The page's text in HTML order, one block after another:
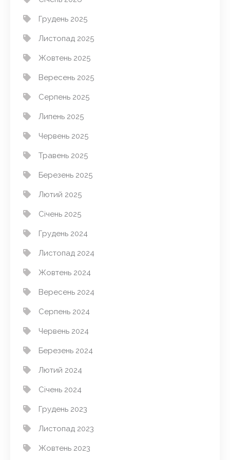
Грудень 2025
Листопад 2025
Жовтень 2025
Вересень 2025
Серпень 2025
Липень 2025
Червень 2025
Травень 2025
Березень 2025
Лютий 2025
Січень 2025
Грудень 2024
Листопад 2024
Жовтень 2024
Вересень 2024
Серпень 2024
Червень 2024
Березень 2024
Лютий 2024
Січень 2024
Грудень 2023
Листопад 2023
Жовтень 2023